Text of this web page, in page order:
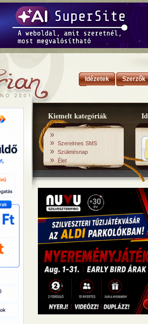
Idézetek Szerzők
Kiemelt kategóriák
»
» Szerelmes SMS
» Születésnap
» Élet